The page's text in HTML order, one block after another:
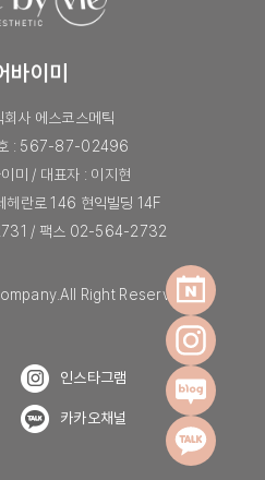
바이미
회사 에스코스메틱
호 : 567-87-02496
미 / 대표자 : 이지현
헤란로 146 현익빌딩 14F
/ 팩스 02-564-2732
Right Reserved.
인스타그램
카카오채널